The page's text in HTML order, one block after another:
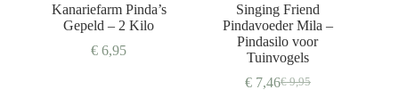
Kanariefarm Pinda’s
Gepeld – 2 Kilo
€ 6,95
Singing Friend
Pindavoeder Mila –
Pindasilo voor
Tuinvogels
€9,95
Oorspronkelijke
€7,46Huidige